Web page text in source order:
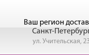
Ваш регион
Санкт-
ул. Учительская,